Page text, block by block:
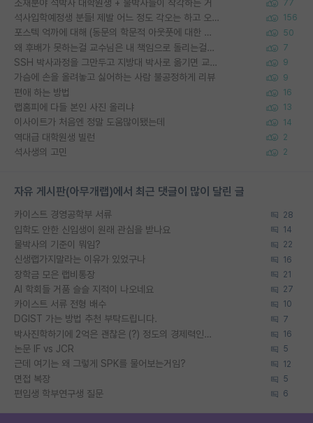
소재분야 석박사 대학원생 + 물박사들이 착각하는 거 77
석사입학예정생 분들! 제발 어느 정도 각오는 하고 오세요. 156
포스텍 억까에 대해 (동문의 학문적 아웃풋에 대한 반박) 50
왜 후배가 못하는걸 교수님은 내 책임으로 돌리는걸까요? 7
SSH 박사과정을 그만두고 지방대 박사로 옮기면 교수의 꿈은 끝일까요? 9
가슴에 손을 올려놓고 싫어하는 사람 불공정하게 리뷰 9
편애 하는 방법 16
랩홈피에 다들 본인 사진 올리냐 13
이사이트가 처음엔 정말 도움많이됐는데 14
역대급 대학원생 빌런 2
석사생의 고민 2
자유 게시판(아무개랩)에서 최근 댓글이 많이 달린 글
카이스트 경영공학부 서류 28
입학도 안한 신입생이 원래 관심을 받나요 14
물박사의 기준이 뭐임? 22
신생랩가지말라는 이유가 있었구나 16
장학금 모은 랩비통장 21
AI 학회들 거품 슬슬 지적이 나오네요 27
카이스트 서류 전형 배수 10
DGIST 가는 방법 추천 부탁드립니다. 7
박사진학하기에 2억은 괜찮은 (?) 정도의 경제력인가요 16
논문 IF vs JCR 5
근데 여기는 왜 그렇게 SPK를 물어보는거임? 12
면접 복장 5
편입생 학부연구생 질문 6